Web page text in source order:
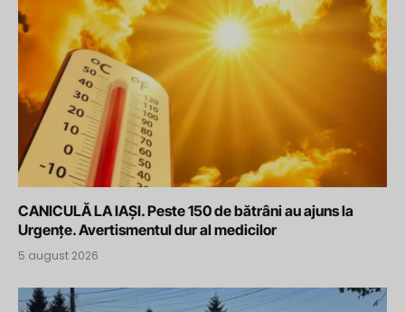
CANICULĂ LA IAȘI. Peste 150 de bătrâni au ajuns la
Urgențe. Avertismentul dur al medicilor
5 august 2026